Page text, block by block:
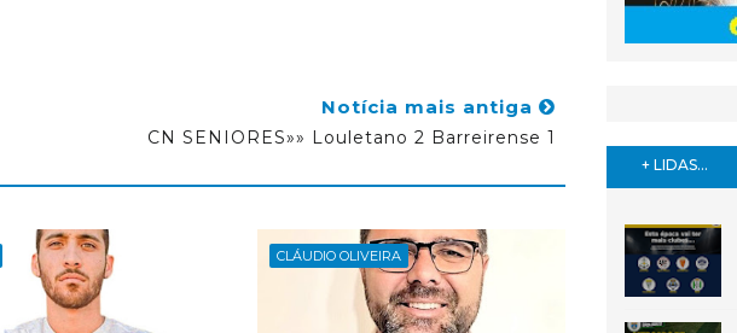
Notícia mais antiga
CN SENIORES»» Louletano 2 Barreirense 1
CLÁUDIO OLIVEIRA
+ LIDAS...